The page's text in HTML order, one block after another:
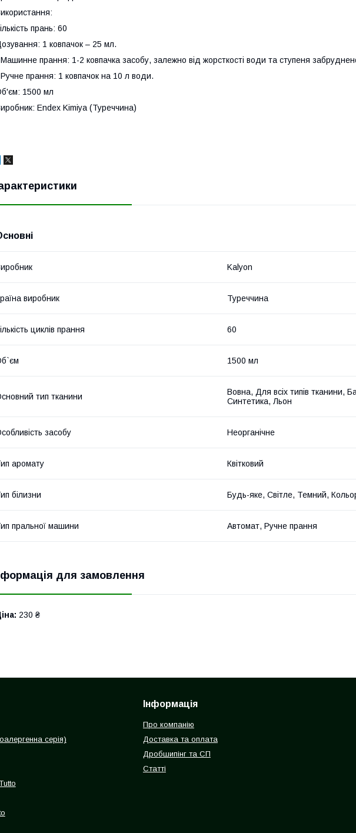
прань: 60
1 ковпачок – 25 мл.
прання: 1-2 ковпачка засобу, залежно від жорсткості води та ступеня
прання: 1 ковпачок на 10 л води.
1500 мл
Endex Kimiya (Туреччина)
Kalyon
виробник Туреччина
циклів прання 60
1500 мл
тип тканини
Вовна, Для всіх типів тканини,
Синтетика, Льон
засобу Неорганічне
аромату Квітковий
білизни Будь-яке, Світле, Темний,
пральної машини Автомат, Ручне прання
для замовлення
230 ₴
серія)
Інформація
Про компанію
Доставка та оплата
Дробшипінг та СП
Статті